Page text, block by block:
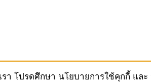
า โปรดศึกษา นโยบายการใช้คุกกี้ แล